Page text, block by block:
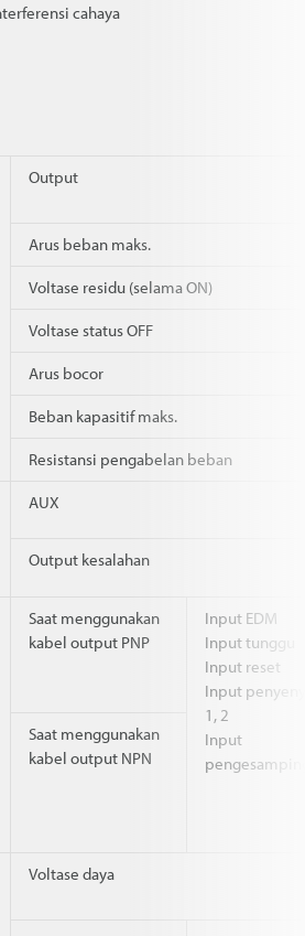
cahaya
Output
Arus beban maks.
Voltase residu (selama ON)
Voltase status OFF
Arus bocor
Beban kapasitif maks.
Resistansi pengabelan beban
AUX
Output kesalahan
Saat menggunakan
kabel output PNP
Input EDM
Input tunggu
Input reset
Input
1, 2
Input
Saat menggunakan
kabel output NPN
Voltase daya